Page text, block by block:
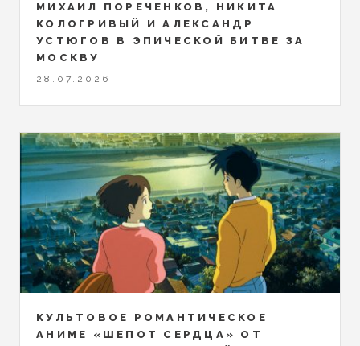
МИХАИЛ ПОРЕЧЕНКОВ, НИКИТА
КОЛОГРИВЫЙ И АЛЕКСАНДР
УСТЮГОВ В ЭПИЧЕСКОЙ БИТВЕ ЗА
МОСКВУ
28.07.2026
КУЛЬТОВОЕ РОМАНТИЧЕСКОЕ
АНИМЕ «ШЕПОТ СЕРДЦА» ОТ